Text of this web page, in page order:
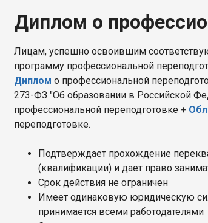
Диплом о
Лицам, успешно освоившим
программу профессиональной
Диплом о профессиональной
273-ФЗ "Об образовании в Российской
профессиональной переподготовке +
переподготовке.
Подтверждает прохождение
(квалификации) и дает право
Срок действия не ограничен
Имеет одинаковую юридическую
принимается всеми работодателями